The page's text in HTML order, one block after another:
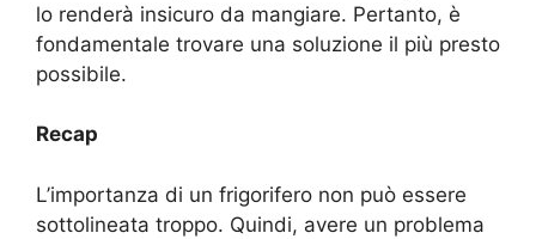
lo renderà insicuro da mangiare. Pertanto, è
fondamentale trovare una soluzione il più presto
possibile.
Recap
L’importanza di un frigorifero non può essere
sottolineata troppo. Quindi, avere un problema